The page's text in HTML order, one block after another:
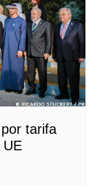
tarifa
UE